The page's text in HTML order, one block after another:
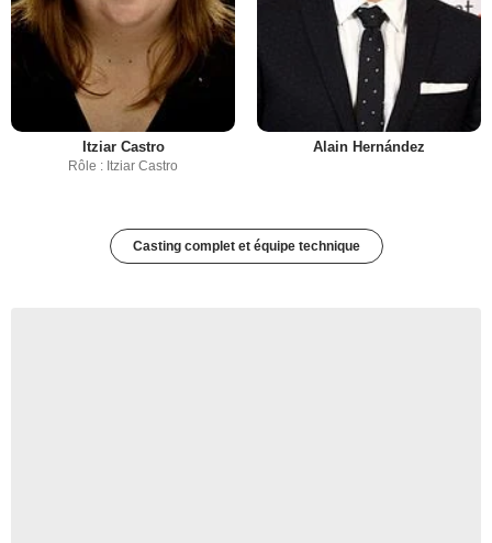
Itziar Castro
Rôle : Itziar Castro
Alain Hernández
Casting complet et équipe technique